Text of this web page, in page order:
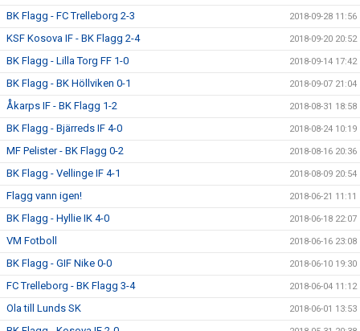
BK Flagg - FC Trelleborg 2-3 2018-09-28 11:56
KSF Kosova IF - BK Flagg 2-4 2018-09-20 20:52
BK Flagg - Lilla Torg FF 1-0 2018-09-14 17:42
BK Flagg - BK Höllviken 0-1 2018-09-07 21:04
Åkarps IF - BK Flagg 1-2 2018-08-31 18:58
BK Flagg - Bjärreds IF 4-0 2018-08-24 10:19
MF Pelister - BK Flagg 0-2 2018-08-16 20:36
BK Flagg - Vellinge IF 4-1 2018-08-09 20:54
Flagg vann igen! 2018-06-21 11:11
BK Flagg - Hyllie IK 4-0 2018-06-18 22:07
VM Fotboll 2018-06-16 23:08
BK Flagg - GIF Nike 0-0 2018-06-10 19:30
FC Trelleborg - BK Flagg 3-4 2018-06-04 11:12
Ola till Lunds SK 2018-06-01 13:53